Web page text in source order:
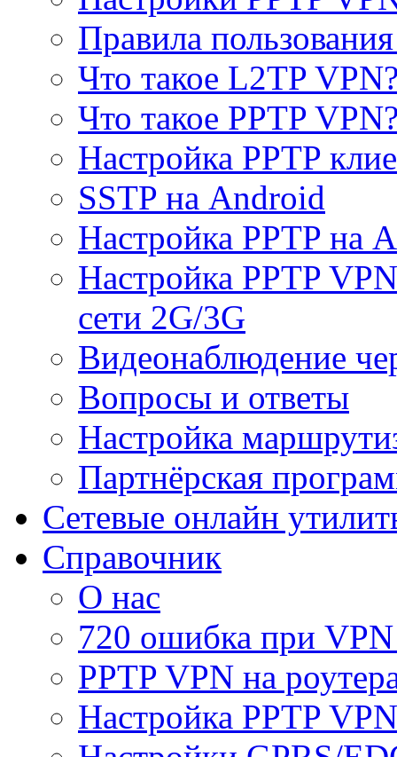
Правила
Что такое L2TP
Что такое PPTP
Настройка PPTP
SSTP на Android
Настройка PPTP на
Настройка PPTP
сети 2G/3G
Видеонаблюдение
Вопросы и ответы
Настройка
Партнёрская
Сетевые онлайн
Справочник
О нас
720 ошибка при
PPTP VPN на
Настройка PPTP